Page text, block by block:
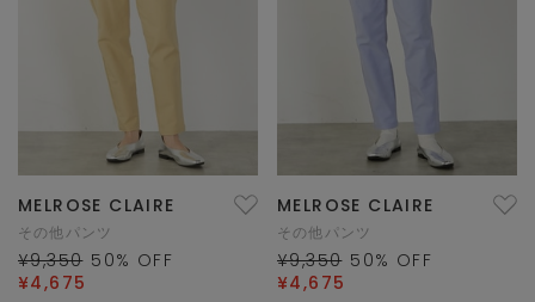
MELROSE CLAIRE
その他パンツ
¥9,350 50% OFF
¥4,675
MELROSE CLAIRE
その他パンツ
¥9,350 50% OFF
¥4,675